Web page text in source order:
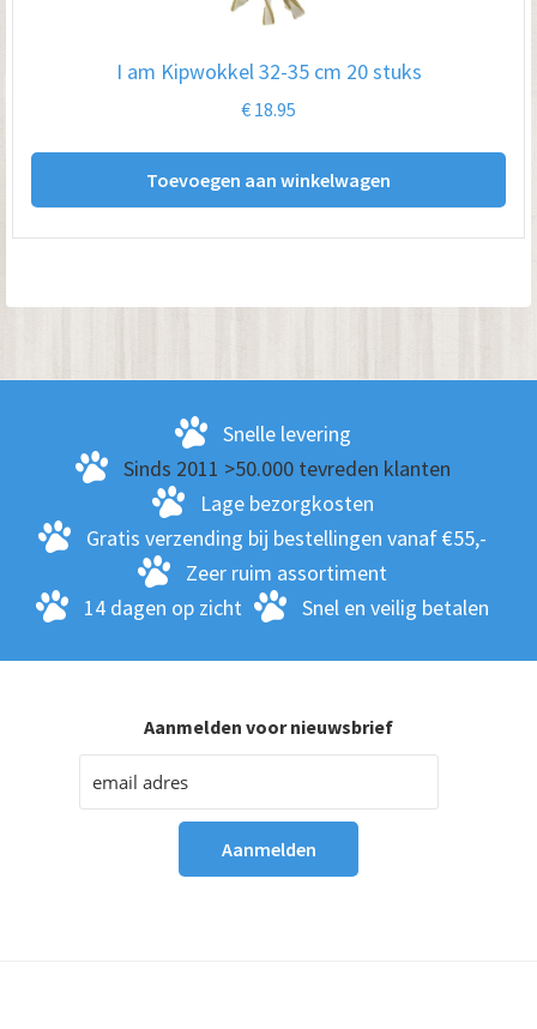
I am Kipwokkel 32-35 cm 20 stuks
€ 18.95
Toevoegen aan winkelwagen
Snelle levering
Sinds 2011 >50.000 tevreden klanten
Lage bezorgkosten
Gratis verzending bij bestellingen vanaf €55,-
Zeer ruim assortiment
14 dagen op zicht
Snel en veilig betalen
Aanmelden voor nieuwsbrief